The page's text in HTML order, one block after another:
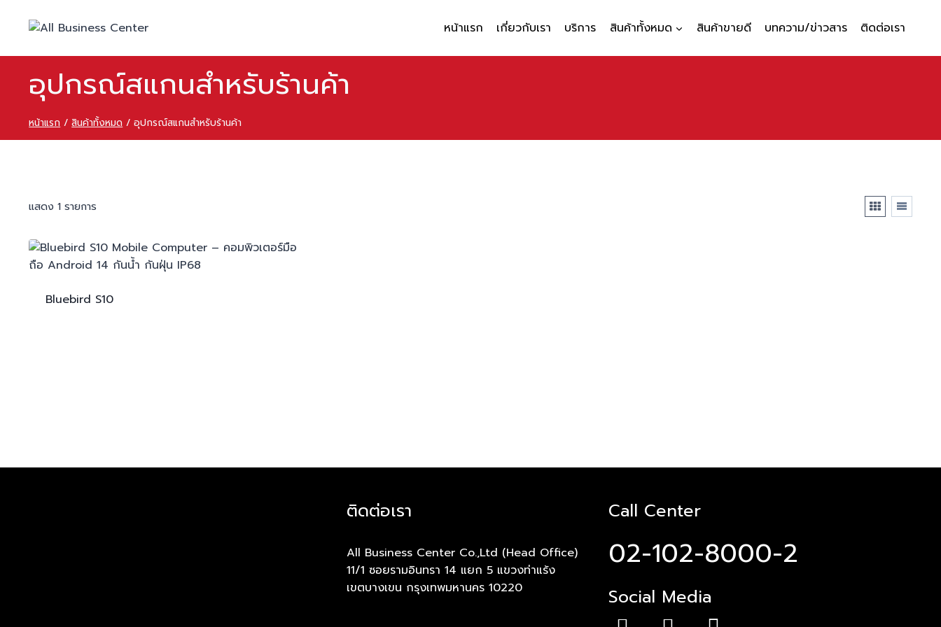
หน้าแรก เกี่ยวกับเรา บริการ สินค้าทั้งหมด สินค้าขายดี บทความ/ข่าวสาร ติดต่อเรา
อุปกรณ์สแกนสำหรับร้านค้า
หน้าแรก / สินค้าทั้งหมด / อุปกรณ์สแกนสำหรับร้านค้า
แสดง 1 รายการ
Bluebird S10
ติดต่อเรา
All Business Center Co.,Ltd (Head Office)
11/1 ซอยรามอินทรา 14 แยก 5 แขวงท่าแร้ง
เขตบางเขน กรุงเทพมหานคร 10220
Call Center
02-102-8000-2
Social Media